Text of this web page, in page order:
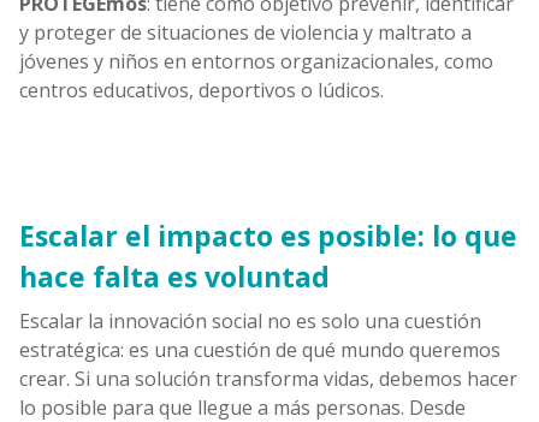
y proteger de situaciones de violencia y maltrato a
jóvenes y niños en entornos organizacionales, como
centros educativos, deportivos o lúdicos.
Escalar el impacto es posible: lo que
hace falta es voluntad
Escalar la innovación social no es solo una cuestión
estratégica: es una cuestión de qué mundo queremos
crear. Si una solución transforma vidas, debemos hacer
lo posible para que llegue a más personas. Desde